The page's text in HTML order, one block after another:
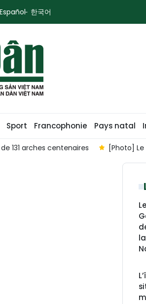
Español 한국어
Sport Francophonie Pays natal
131 arches centenaires [Photo]